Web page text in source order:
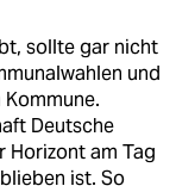
sollte gar nicht
und
Deutsche
Horizont am Tag
ist. So